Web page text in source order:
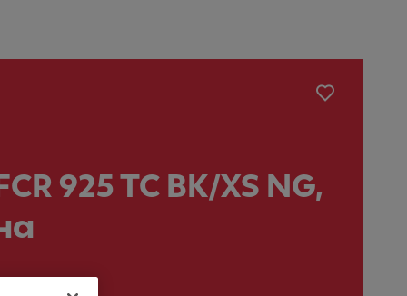
925 TC BK/XS NG,